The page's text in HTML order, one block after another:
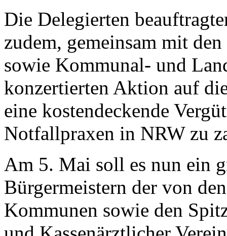
Die Delegierten
zudem, gemeinsam mit
sowie Kommunal- und
konzertierten Aktion auf
eine kostendeckende
Notfallpraxen in NRW zu
Am 5. Mai soll es nun ein
Bürgermeistern der von
Kommunen sowie den